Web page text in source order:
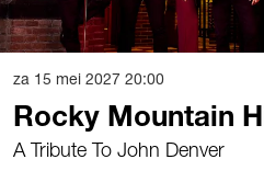
Rocky Mountain
A Tribute To John Denver
za 15 mei 2027 20:00